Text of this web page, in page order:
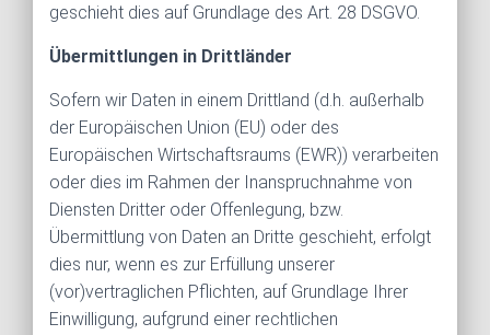
geschieht dies auf Grundlage des Art. 28 DSGVO.
Übermittlungen in Drittländer
Sofern wir Daten in einem Drittland (d.h. außerhalb
der Europäischen Union (EU) oder des
Europäischen Wirtschaftsraums (EWR)) verarbeiten
oder dies im Rahmen der Inanspruchnahme von
Diensten Dritter oder Offenlegung, bzw.
Übermittlung von Daten an Dritte geschieht, erfolgt
dies nur, wenn es zur Erfüllung unserer
(vor)vertraglichen Pflichten, auf Grundlage Ihrer
Einwilligung, aufgrund einer rechtlichen